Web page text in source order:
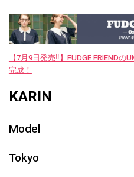
【7月9日発売‼︎】FUDGE FRIENDの
完成！
KARIN
Model
Tokyo